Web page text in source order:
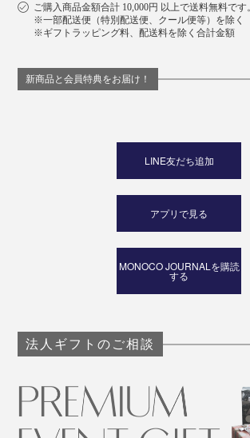
ご購入商品金額合計 10,000円 以上で送料無料です
※一部配送便（特別配送便、クール便等）を除く
※ギフトラッピング料、配送料を除く合計金額
新商品と会員特典をお届け！
LINE友だち追加
アプリで見る
MONOCO JOURNALを購読
する
法人ギフトのご相談